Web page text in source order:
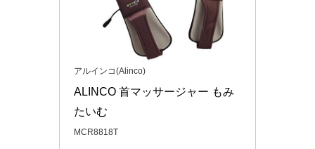
アルインコ(Alinco)
ALINCO 首マッサージャー もみ
たいむ
MCR8818T